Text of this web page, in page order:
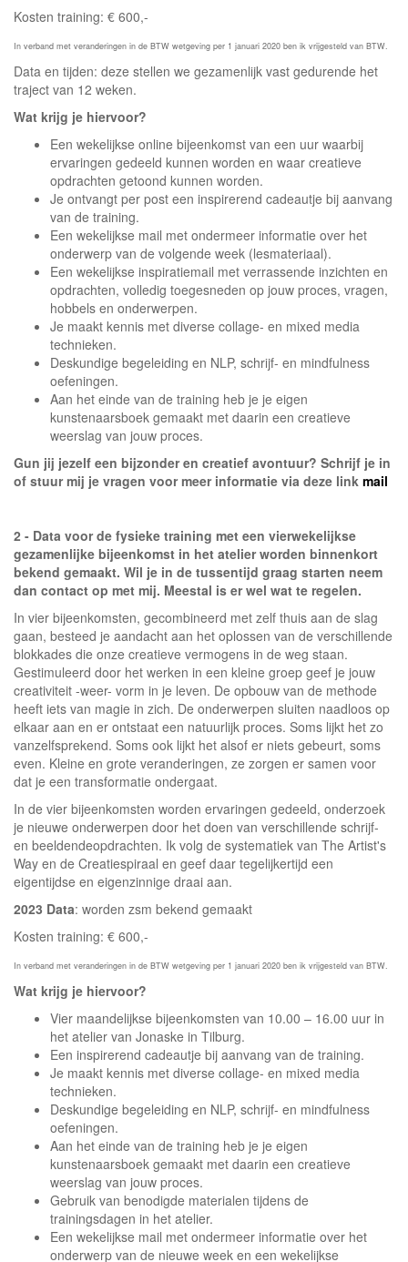
Kosten training: € 600,-
In verband met veranderingen in de BTW wetgeving per 1 januari 2020 ben ik vrijgesteld van BTW.
Data en tijden: deze stellen we gezamenlijk vast gedurende het
traject van 12 weken.
Wat krijg je hiervoor?
Een wekelijkse online bijeenkomst van een uur waarbij
ervaringen gedeeld kunnen worden en waar creatieve
opdrachten getoond kunnen worden.
Je ontvangt per post een inspirerend cadeautje bij aanvang
van de training.
Een wekelijkse mail met ondermeer informatie over het
onderwerp van de volgende week (lesmateriaal).
Een wekelijkse inspiratiemail met verrassende inzichten en
opdrachten, volledig toegesneden op jouw proces, vragen,
hobbels en onderwerpen.
Je maakt kennis met diverse collage- en mixed media
technieken.
Deskundige begeleiding en NLP, schrijf- en mindfulness
oefeningen.
Aan het einde van de training heb je je eigen
kunstenaarsboek gemaakt met daarin een creatieve
weerslag van jouw proces.
Gun jij jezelf een bijzonder en creatief avontuur? Schrijf je in
of stuur mij je vragen voor meer informatie via deze link mail
2 - Data voor de fysieke training met een vierwekelijkse
gezamenlijke bijeenkomst in het atelier worden binnenkort
bekend gemaakt. Wil je in de tussentijd graag starten neem
dan contact op met mij. Meestal is er wel wat te regelen.
In vier bijeenkomsten, gecombineerd met zelf thuis aan de slag
gaan, besteed je aandacht aan het oplossen van de verschillende
blokkades die onze creatieve vermogens in de weg staan.
Gestimuleerd door het werken in een kleine groep geef je jouw
creativiteit -weer- vorm in je leven. De opbouw van de methode
heeft iets van magie in zich. De onderwerpen sluiten naadloos op
elkaar aan en er ontstaat een natuurlijk proces. Soms lijkt het zo
vanzelfsprekend. Soms ook lijkt het alsof er niets gebeurt, soms
even. Kleine en grote veranderingen, ze zorgen er samen voor
dat je een transformatie ondergaat.
In de vier bijeenkomsten worden ervaringen gedeeld, onderzoek
je nieuwe onderwerpen door het doen van verschillende schrijf-
en beeldendeopdrachten. Ik volg de systematiek van The Artist's
Way en de Creatiespiraal en geef daar tegelijkertijd een
eigentijdse en eigenzinnige draai aan.
2023 Data: worden zsm bekend gemaakt
Kosten training: € 600,-
In verband met veranderingen in de BTW wetgeving per 1 januari 2020 ben ik vrijgesteld van BTW.
Wat krijg je hiervoor?
Vier maandelijkse bijeenkomsten van 10.00 – 16.00 uur in
het atelier van Jonaske in Tilburg.
Een inspirerend cadeautje bij aanvang van de training.
Je maakt kennis met diverse collage- en mixed media
technieken.
Deskundige begeleiding en NLP, schrijf- en mindfulness
oefeningen.
Aan het einde van de training heb je je eigen
kunstenaarsboek gemaakt met daarin een creatieve
weerslag van jouw proces.
Gebruik van benodigde materialen tijdens de
trainingsdagen in het atelier.
Een wekelijkse mail met ondermeer informatie over het
onderwerp van de nieuwe week en een wekelijkse